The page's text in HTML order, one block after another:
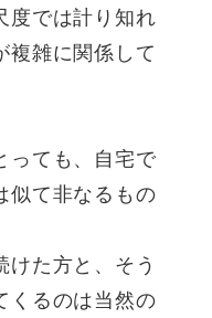
度では計り知れ
複雑に関係して
っても、自宅で
似て非なるもの
た方と、そう
くるのは当然の